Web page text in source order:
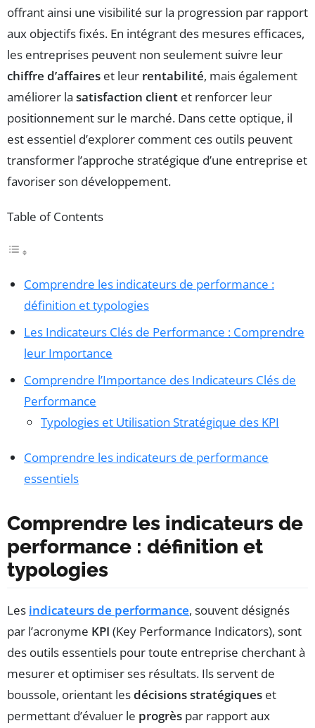
offrant ainsi une visibilité sur la progression par rapport
aux objectifs fixés. En intégrant des mesures efficaces,
les entreprises peuvent non seulement suivre leur
chiffre d’affaires et leur rentabilité, mais également
améliorer la satisfaction client et renforcer leur
positionnement sur le marché. Dans cette optique, il
est essentiel d’explorer comment ces outils peuvent
transformer l’approche stratégique d’une entreprise et
favoriser son développement.
Table of Contents
Comprendre les indicateurs de performance :
définition et typologies
Les Indicateurs Clés de Performance : Comprendre
leur Importance
Comprendre l’Importance des Indicateurs Clés de
Performance
Typologies et Utilisation Stratégique des KPI
Comprendre les indicateurs de performance
essentiels
Comprendre les indicateurs de
performance : définition et
typologies
Les indicateurs de performance, souvent désignés
par l’acronyme KPI (Key Performance Indicators), sont
des outils essentiels pour toute entreprise cherchant à
mesurer et optimiser ses résultats. Ils servent de
boussole, orientant lesdécisions stratégiques et
permettant d’évaluer le progrès par rapport aux